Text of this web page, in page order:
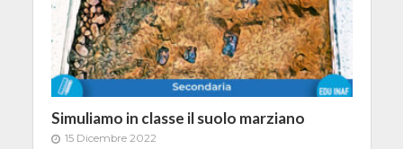
Simuliamo in classe il suolo marziano
15 Dicembre 2022